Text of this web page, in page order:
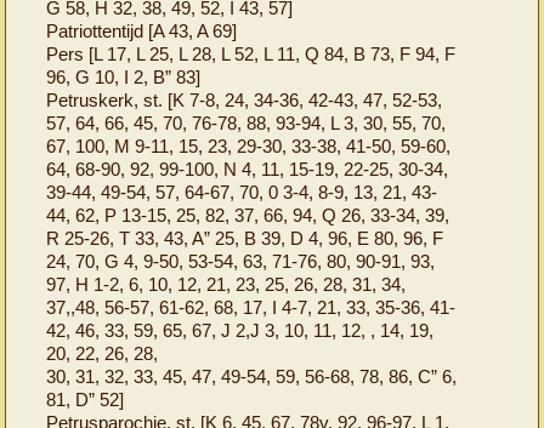
G 58, H 32, 38, 49, 52, I 43, 57]
Patriottentijd [A 43, A 69]
Pers [L 17, L 25, L 28, L 52, L 11, Q 84, B 73, F 94, F
96, G 10, I 2, B” 83]
Petruskerk, st. [K 7-8, 24, 34-36, 42-43, 47, 52-53,
57, 64, 66, 45, 70, 76-78, 88, 93-94, L 3, 30, 55, 70,
67, 100, M 9-11, 15, 23, 29-30, 33-38, 41-50, 59-60,
64, 68-90, 92, 99-100, N 4, 11, 15-19, 22-25, 30-34,
39-44, 49-54, 57, 64-67, 70, 0 3-4, 8-9, 13, 21, 43-
44, 62, P 13-15, 25, 82, 37, 66, 94, Q 26, 33-34, 39,
R 25-26, T 33, 43, A” 25, B 39, D 4, 96, E 80, 96, F
24, 70, G 4, 9-50, 53-54, 63, 71-76, 80, 90-91, 93,
97, H 1-2, 6, 10, 12, 21, 23, 25, 26, 28, 31, 34,
37,,48, 56-57, 61-62, 68, 17, I 4-7, 21, 33, 35-36, 41-
42, 46, 33, 59, 65, 67, J 2,J 3, 10, 11, 12, , 14, 19,
20, 22, 26, 28,
30, 31, 32, 33, 45, 47, 49-54, 59, 56-68, 78, 86, C” 6,
81, D” 52]
Petrusparochie, st. [K 6, 45, 67, 78v, 92, 96-97, L 1,